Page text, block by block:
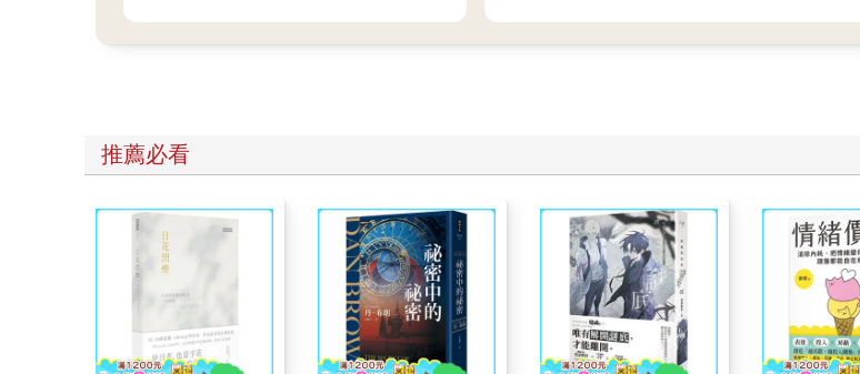
「她明明是幽靈，卻有腳呢。」
「不知道，終究只是傳聞。實際遇見後再問問看吧。」
走出咖啡廳後，我們隨即出發。先在居家商場購買幾種煙火，然後跳上公車。
離開車站前的商業區域後不久，車窗外的建築物便稀稀落落。郊外是一大片荒地，車上幾乎沒有其他
我們走下公車的地點，完全是一片縣界的荒地。然後我們一邊確認地圖，同時走在沒鋪柏油的路上，
走著走著，小葵停下腳步。阿涼回過頭來。
「怎麼了？」
「喔，沒什麼。只是冷靜之後覺得，幽靈有一點可怕呢。」
「那妳可以回去沒關係。不過我要去。」
推薦必看